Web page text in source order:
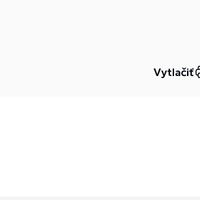
Vytlačiť